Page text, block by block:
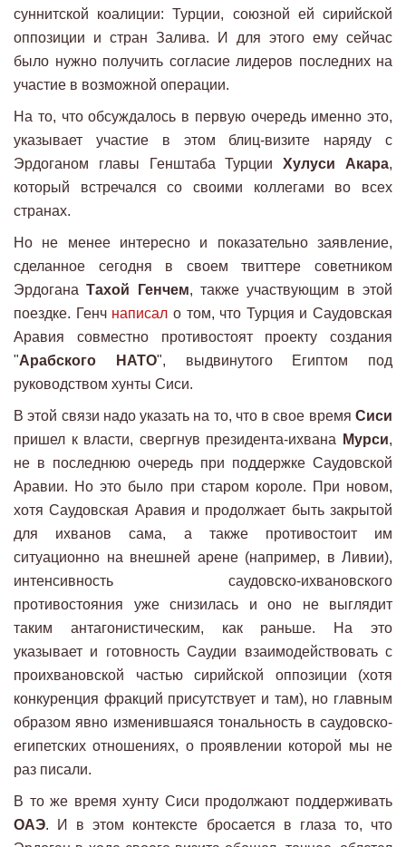
суннитской коалиции: Турции, союзной ей сирийской
оппозиции и стран Залива. И для этого ему сейчас
было нужно получить согласие лидеров последних на
участие в возможной операции.
На то, что обсуждалось в первую очередь именно это,
указывает участие в этом блиц-визите наряду с
Эрдоганом главы Генштаба ТурцииХулуси Акара,
который встречался со своими коллегами во всех
странах.
Но не менее интересно и показательно заявление,
сделанное сегодня в своем твиттере советником
ЭрдоганаТахой Генчем, также участвующим в этой
поездке. Генч написал о том, что Турция и Саудовская
Аравия совместно противостоят проекту создания
"Арабского НАТО", выдвинутого Египтом под
руководством хунты Сиси.
В этой связи надо указать на то, что в свое время Сиси
пришел к власти, свергнув президента-ихвана
Мурси,
не в последнюю очередь при поддержке Саудовской
Аравии. Но это было при старом короле. При новом,
хотя Саудовская Аравия и продолжает быть закрытой
для ихванов сама, а также противостоит им
ситуационно на внешней арене (например, в Ливии),
интенсивность саудовско-ихвановского
противостояния уже снизилась и оно не выглядит
таким антагонистическим, как раньше. На это
указывает и готовность Саудии взаимодействовать с
проихвановской частью сирийской оппозиции (хотя
конкуренция фракций присутствует и там), но главным
образом явно изменившаяся тональность в саудовско-
египетских отношениях, о проявлении которой мы не
раз писали.
В то же время хунту Сиси продолжают поддерживать
ОАЭ. И в этом контексте бросается в глаза то, что